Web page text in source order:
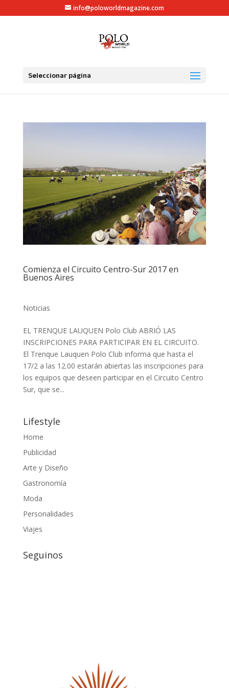
info@poloworldmagazine.com
Seleccionar página
Comienza el Circuito Centro-Sur 2017 en
Buenos Aires
Noticias
EL TRENQUE LAUQUEN Polo Club ABRIÓ LAS
INSCRIPCIONES PARA PARTICIPAR EN EL CIRCUITO.
El Trenque Lauquen Polo Club informa que hasta el
17/2 a las 12.00 estarán abiertas las inscripciones para
los equipos que deseen participar en el Circuito Centro
Sur, que se...
Lifestyle
Home
Publicidad
Arte y Diseño
Gastronomía
Moda
Personalidades
Viajes
Seguinos